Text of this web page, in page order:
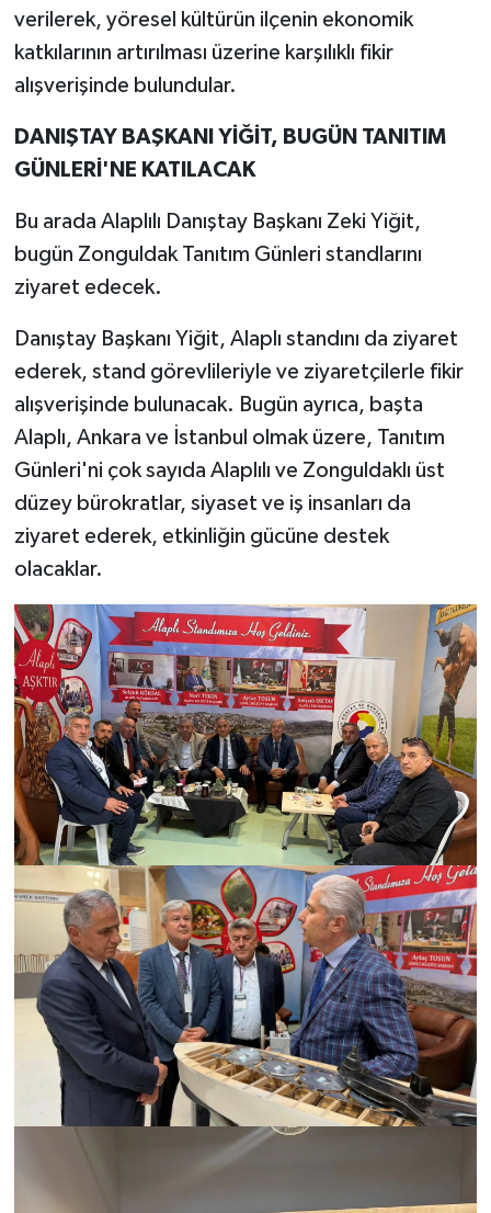
verilerek, yöresel kültürün ilçenin ekonomik
katkılarının artırılması üzerine karşılıklı fikir
alışverişinde bulundular.
DANIŞTAY BAŞKANI YİĞİT, BUGÜN TANITIM
GÜNLERİ'NE KATILACAK
Bu arada Alaplılı Danıştay Başkanı Zeki Yiğit,
bugün Zonguldak Tanıtım Günleri standlarını
ziyaret edecek.
Danıştay Başkanı Yiğit, Alaplı standını da ziyaret
ederek, stand görevlileriyle ve ziyaretçilerle fikir
alışverişinde bulunacak. Bugün ayrıca, başta
Alaplı, Ankara ve İstanbul olmak üzere, Tanıtım
Günleri'ni çok sayıda Alaplılı ve Zonguldaklı üst
düzey bürokratlar, siyaset ve iş insanları da
ziyaret ederek, etkinliğin gücüne destek
olacaklar.